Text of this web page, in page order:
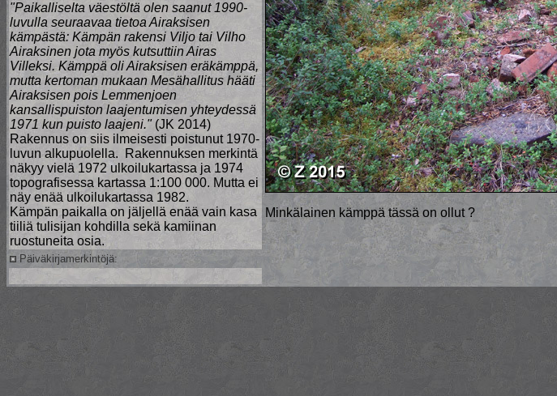
Minkälainen kämppä tässä on ollut ?
"Paikalliselta väestöltä olen saanut 1990-
luvulla seuraavaa tietoa Airaksisen
kämpästä: Kämpän rakensi Viljo tai Vilho
Airaksinen jota myös kutsuttiin Airas
Villeksi. Kämppä oli Airaksisen eräkämppä,
mutta kertoman mukaan Mesähallitus hääti
Airaksisen pois Lemmenjoen
kansallispuiston laajentumisen yhteydessä
1971 kun puisto laajeni."(JK 2014)
Rakennus on siis ilmeisesti poistunut 1970-
luvun alkupuolella. Rakennuksen merkintä
näkyy vielä 1972 ulkoilukartassa ja 1974
topografisessa kartassa 1:100 000. Mutta ei
näy enää ulkoilukartassa 1982.
Kämpän paikalla on jäljellä enää vain kasa
tiiliä tulisijan kohdilla sekä kamiinan
ruostuneita osia.
Päiväkirjamerkintöjä: